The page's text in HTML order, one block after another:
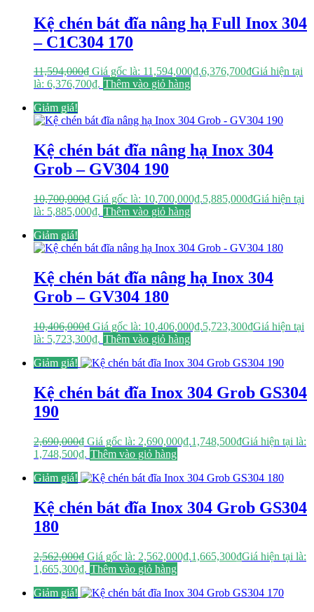
Kệ chén bát đĩa nâng hạ Full Inox 304
– C1C304 170
11,594,000₫ Giá gốc là: 11,594,000₫.6,376,700₫Giá hiện tại
là: 6,376,700₫. Thêm vào giỏ hàng
Giảm giá!
Kệ chén bát đĩa nâng hạ Inox 304
Grob – GV304 190
10,700,000₫ Giá gốc là: 10,700,000₫.5,885,000₫Giá hiện tại
là: 5,885,000₫. Thêm vào giỏ hàng
Giảm giá!
Kệ chén bát đĩa nâng hạ Inox 304
Grob – GV304 180
10,406,000₫ Giá gốc là: 10,406,000₫.5,723,300₫Giá hiện tại
là: 5,723,300₫. Thêm vào giỏ hàng
Giảm giá!
Kệ chén bát đĩa Inox 304 Grob GS304
190
2,690,000₫ Giá gốc là: 2,690,000₫.1,748,500₫Giá hiện tại là:
1,748,500₫. Thêm vào giỏ hàng
Giảm giá!
Kệ chén bát đĩa Inox 304 Grob GS304
180
2,562,000₫ Giá gốc là: 2,562,000₫.1,665,300₫Giá hiện tại là:
1,665,300₫. Thêm vào giỏ hàng
Giảm giá!